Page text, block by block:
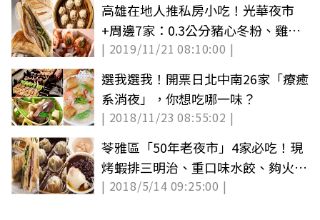
高雄在地人推私房小吃！光華夜市
+周邊7家：0.3公分豬心冬粉、雞排
包干貝
| 2019/11/21 08:10:00 |
選我選我！開票日北中南26家「療癒
系消夜」，你想吃哪一味？
| 2018/11/23 08:55:02 |
苓雅區「50年老夜市」4家必吃！現
烤蝦排三明治、重口味水餃、夠火候
豆花
| 2018/5/14 09:25:00 |